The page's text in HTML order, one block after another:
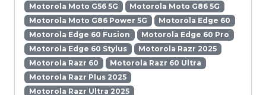
Motorola Moto G56 5G
Motorola Moto G86 5G
Motorola Moto G86 Power 5G
Motorola Edge 60
Motorola Edge 60 Fusion
Motorola Edge 60 Pro
Motorola Edge 60 Stylus
Motorola Razr 2025
Motorola Razr 60
Motorola Razr 60 Ultra
Motorola Razr Plus 2025
Motorola Razr Ultra 2025